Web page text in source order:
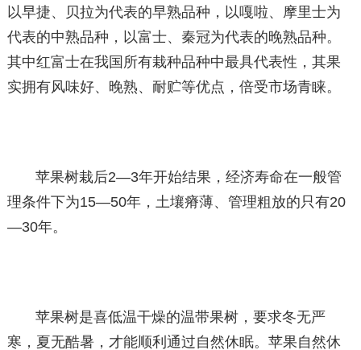
以早捷、贝拉为代表的早熟品种，以嘎啦、摩里士为
代表的中熟品种，以富士、秦冠为代表的晚熟品种。
其中红富士在我国所有栽种品种中最具代表性，其果
实拥有风味好、晚熟、耐贮等优点，倍受市场青睐。
苹果树栽后2—3年开始结果，经济寿命在一般管
理条件下为15—50年，土壤瘠薄、管理粗放的只有20
—30年。
苹果树是喜低温干燥的温带果树，要求冬无严
寒，夏无酷暑，才能顺利通过自然休眠。苹果自然休